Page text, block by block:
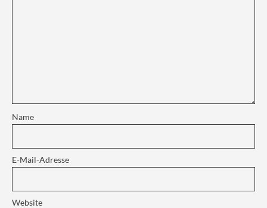
Name
E-Mail-Adresse
Website